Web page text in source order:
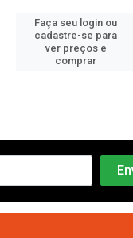
Faça seu login ou
cadastre-se para
ver preços e
comprar